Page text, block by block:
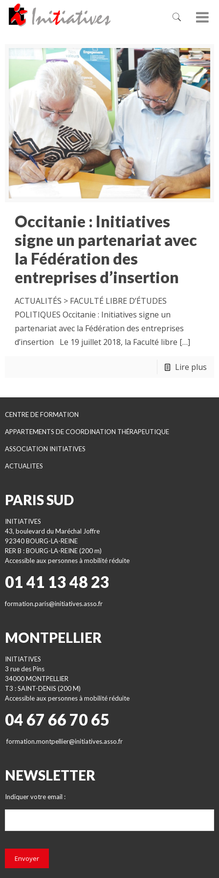
Occitanie : Initiatives
signe un partenariat avec
la Fédération des
entreprises d’insertion
ACTUALITÉS > FACULTÉ LIBRE D’ÉTUDES
POLITIQUES Occitanie : Initiatives signe un
partenariat avec la Fédération des entreprises
d’insertion Le 19 juillet 2018, la Faculté libre […]
Lire plus
CENTRE DE FORMATION
APPARTEMENTS DE COORDINATION THÉRAPEUTIQUE
ASSOCIATION INITIATIVES
ACTUALITES
PARIS SUD
INITIATIVES
43, boulevard du Maréchal Joffre
92340 BOURG-LA-REINE
RER B : BOURG-LA-REINE (200 m)
Accessible aux personnes à mobilité réduite
01 41 13 48 23
formation.paris@initiatives.asso.fr
MONTPELLIER
INITIATIVES
3 rue des Pins
34000 MONTPELLIER
T3 : SAINT-DENIS (200 M)
Accessible aux personnes à mobilité réduite
04 67 66 70 65
formation.montpellier@initiatives.asso.fr
NEWSLETTER
Indiquer votre email :
Envoyer